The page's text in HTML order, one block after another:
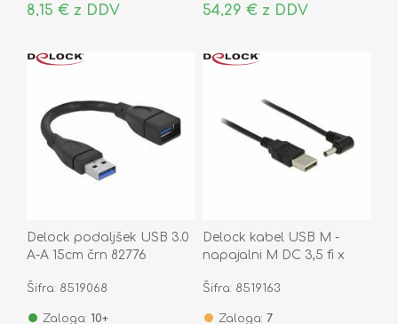
8,15 € z DDV 54,29 € z DDV
Delock podaljšek USB 3.0
A-A 15cm črn 82776
Šifra: 8519068
Zaloga: 10+
Delock kabel USB M -
napajalni M DC 3,5 fi x
Šifra: 8519163
Zaloga: 7